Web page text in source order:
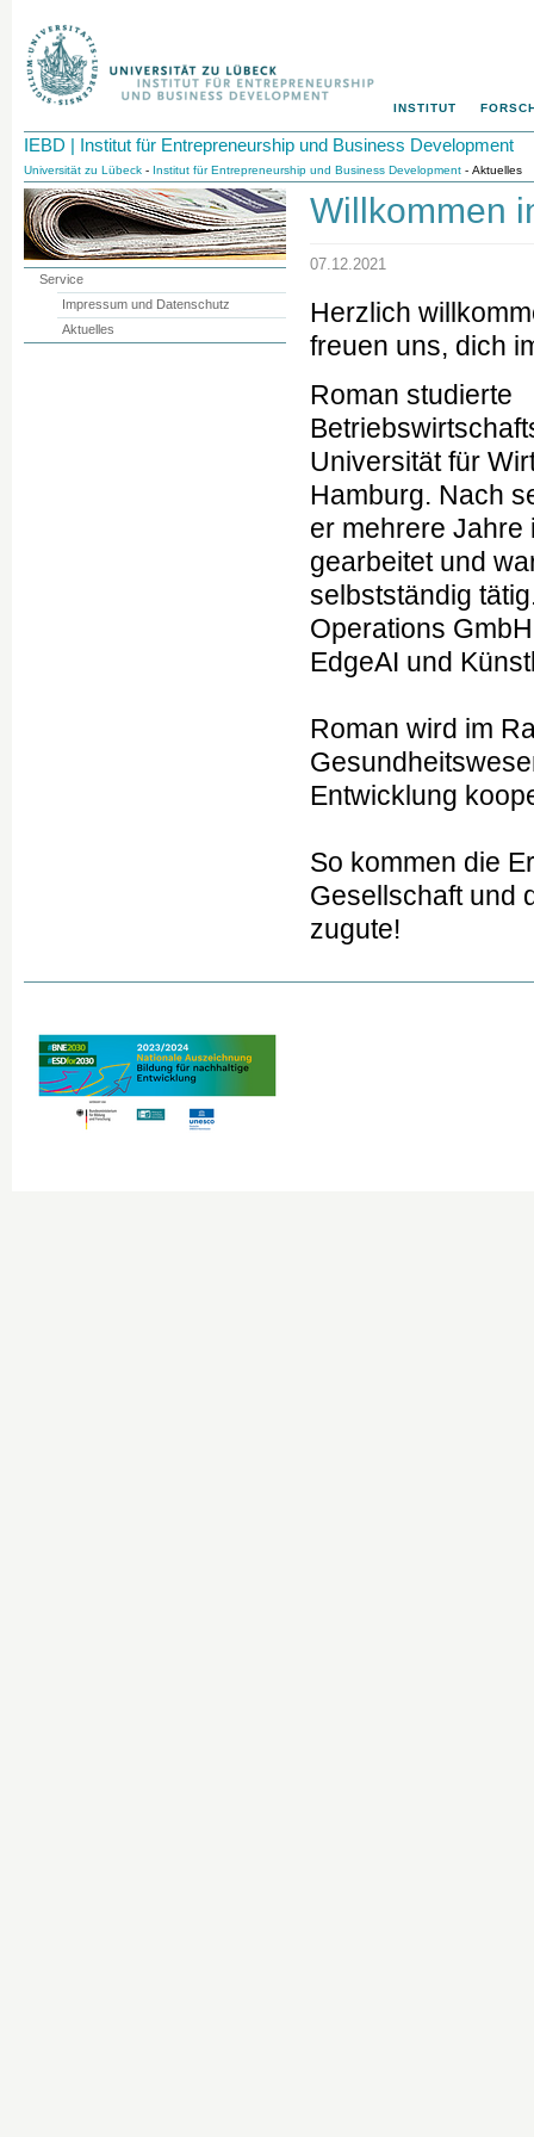
INSTITUT
IEBD | Institut für Entrepreneurship und Business Development
Universität zu Lübeck - Institut für Entrepreneurship und Business Development - Aktuelles
Willkommen
07.12.2021
Herzlich
freuen uns, dich
Roman studierte
Universität für
Hamburg. Nach
er mehrere Jahre
gearbeitet und
selbstständig
Operations
EdgeAI und
Roman wird im
Entwicklung
So kommen die
Gesellschaft und
zugute!
Service
Impressum und Datenschutz
Aktuelles